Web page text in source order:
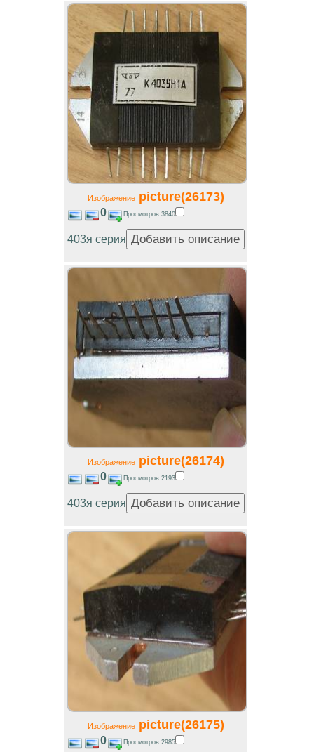
Изображениеpicture(26173)
0 Просмотров 3840
403я серия
Изображениеpicture(26174)
0 Просмотров 2193
403я серия
Изображениеpicture(26175)
0 Просмотров 2985